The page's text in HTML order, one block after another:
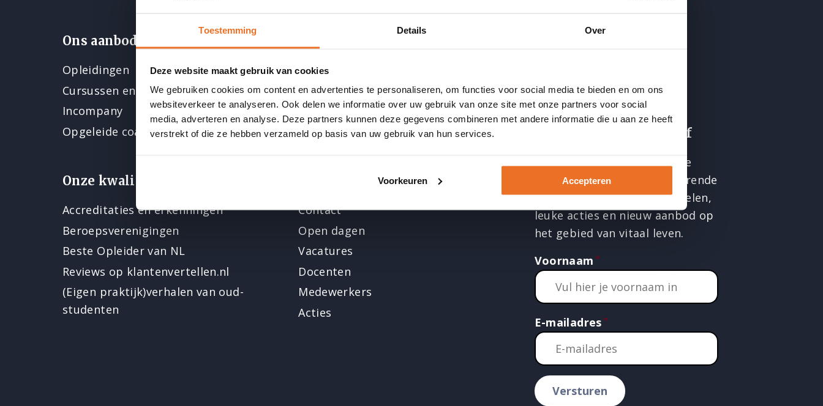
Toestemming Details Over
Deze website maakt gebruik van cookies
We gebruiken cookies om content en advertenties te personaliseren, om functies voor social media te bieden en om ons
websiteverkeer te analyseren. Ook delen we informatie over uw gebruik van onze site met onze partners voor social
media, adverteren en analyse. Deze partners kunnen deze gegevens combineren met andere informatie die u aan ze heeft
verstrekt of die ze hebben verzameld op basis van uw gebruik van hun services.
Voorkeuren Accepteren
Ons aanbod
Opleidingen
Cursussen en nascholing
Incompany
Opgeleide coaches
Veelgestelde vragen
Artikelen
Podcast Vitaal door je LEEF-tijd
Opleidingsbudget formulier
Onze kwaliteit
Accreditaties en erkenningen
Beroepsverenigingen
Beste Opleider van NL
Reviews op klantenvertellen.nl
(Eigen praktijk)verhalen van oud-
studenten
Contact
Open dagen
Vacatures
Docenten
Medewerkers
Acties
Ontvang de nieuwsbrief
Meld je aan en ontvang twee
keer per maand een inspirerende
mail met interessante artikelen,
leuke acties en nieuw aanbod op
het gebied van vitaal leven.
Voornaam
E-mailadres
Versturen